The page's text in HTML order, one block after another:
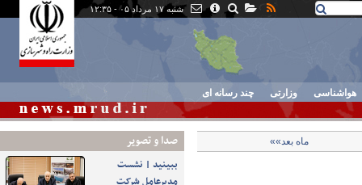
شنبه ۱۷ مرداد ۰۵ - ۱۲:۳۵
هواشناسی وزارتی چند رسانه ای
صدا و تصوير
ببینید | نشست
مدیرعامل شرکت
ماه بعد»»